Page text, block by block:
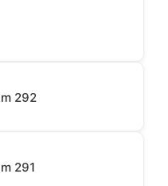
292
291